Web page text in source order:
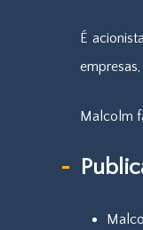
É
Malcolm